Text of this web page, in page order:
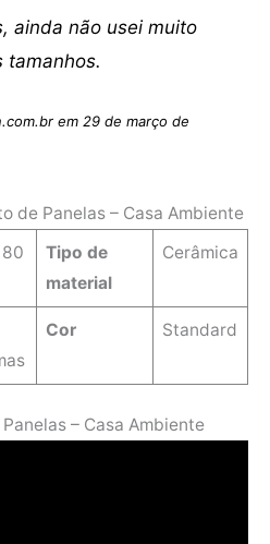
ainda não usei muito
tamanhos.
em 29 de março de
de Panelas – Casa Ambiente
Tipo de
material
‎Cerâmica
Cor Standard
– Casa Ambiente